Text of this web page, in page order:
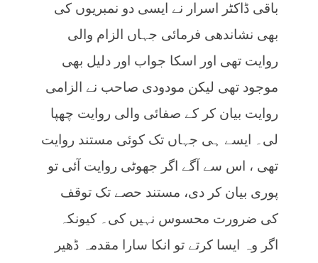
باقی ڈاکٹر اسرار نے ایسی دو نمبریوں کی
بھی نشاندھی فرمائی جہاں الزام والی
روایت تھی اور اسکا جواب اور دلیل بھی
موجود تھی لیکن مودودی صاحب نے الزامی
روایت بیان کر کے صفائی والی روایت چھپا
لی۔ ایسے ہی جہاں تک کوئی مستند روایت
تھی ، اس سے آگے اگر جھوٹی روایت آئی تو
پوری بیان کر دی، مستند حصے تک توقف
کی ضرورت محسوس نہیں کی۔ کیونکہ
اگر وہ ایسا کرتے تو انکا سارا مقدمہ ڈھیر